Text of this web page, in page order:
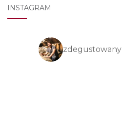
INSTAGRAM
zdegustowany